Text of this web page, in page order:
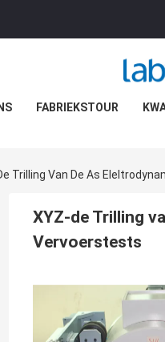
FABRIEKSTOUR
Trilling Van De As
XYZ-de Trilling
Vervoerstests